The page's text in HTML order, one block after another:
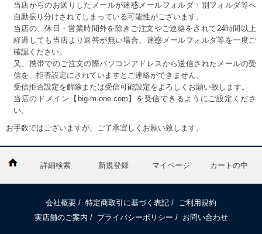
当店からのお送りしたメールが迷惑メールフォルダ・別フォルダ等へ
自動振り分けされてしまっている可能性がございます。
当店の、休日・営業時間外を除きご注文やご連絡をされて24時間以上
経過しても当店より返答が無い場合、迷惑メールフォルダ等を一度ご
確認ください。
又、携帯でのご注文の際パソコンアドレスから送信されたメールの受
信を、拒否設定にされていますとご連絡ができません。
受信拒否設定を解除または受信可能設定をよろしくお願い致します。
当店のドメイン【big-m-one.com】を受信できるようにご設定くださ
い。
お手数ではございますが、ご了承宜しくお願い致します。
詳細検索 新規登録 マイページ カートの中
会社概要 / 特定商取引に基づく表記 / ご利用規約
実店舗のご案内 / プライバシーポリシー / お問い合わせ